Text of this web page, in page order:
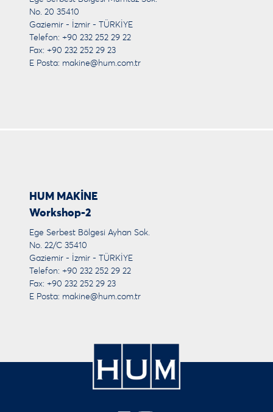
No. 20 35410
Gaziemir - İzmir - TÜRKİYE
Telefon: +90 232 252 29 22
Fax: +90 232 252 29 23
E Posta: makine@hum.com.tr
HUM MAKİNE
Workshop-2
Ege Serbest Bölgesi Ayhan Sok.
No. 22/C 35410
Gaziemir - İzmir - TÜRKİYE
Telefon: +90 232 252 29 22
Fax: +90 232 252 29 23
E Posta: makine@hum.com.tr